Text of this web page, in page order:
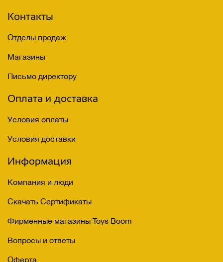
Информация
Компания и люди
Скачать Сертификаты
Фирменные магазины Toys Boom
Вопросы и ответы
Оферта
Оплата и доставка
Условия оплаты
Условия доставки
Контакты
Отделы продаж
Магазины
Письмо директору